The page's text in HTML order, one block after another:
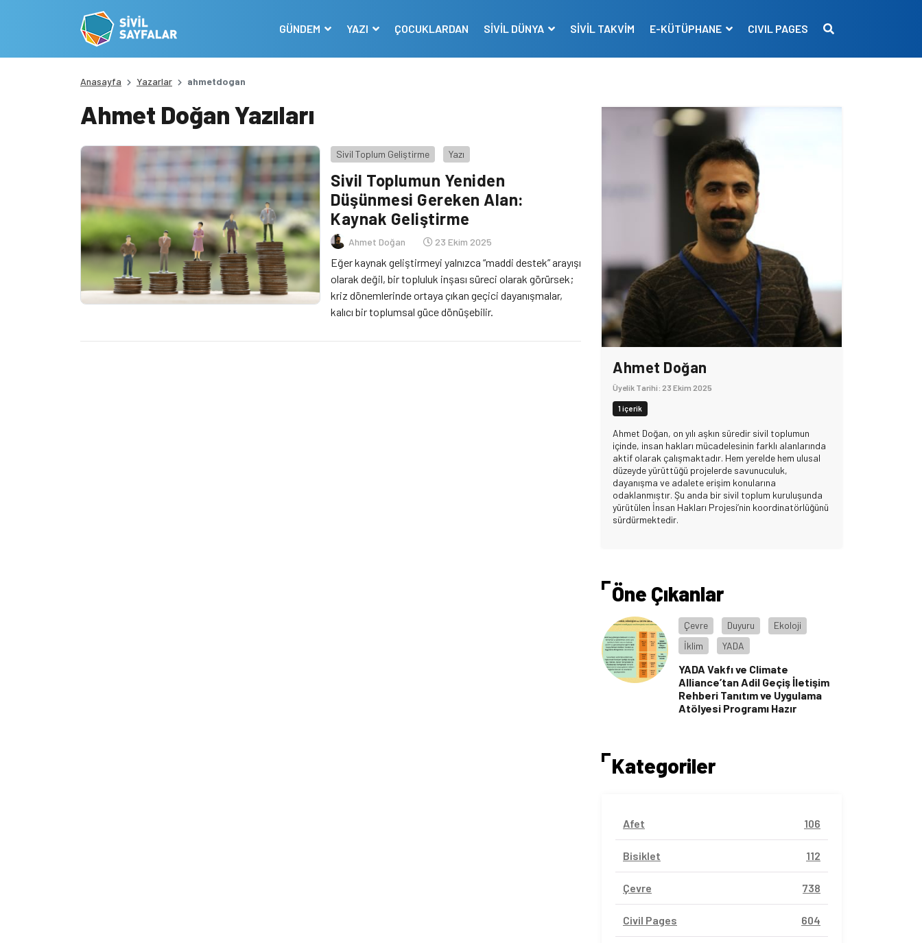
GÜNDEM YAZI ÇOCUKLARDAN SİVİL DÜNYA SİVİL TAKVİM E-KÜTÜPHANE CIVIL PAGES
Anasayfa Yazarlar ahmetdogan
Ahmet Doğan Yazıları
Sivil Toplum Geliştirme Yazı
Sivil Toplumun Yeniden
Düşünmesi Gereken Alan:
Kaynak Geliştirme
Ahmet Doğan 23 Ekim 2025
Eğer kaynak geliştirmeyi yalnızca “maddi destek” arayışı
olarak değil, bir topluluk inşası süreci olarak görürsek;
kriz dönemlerinde ortaya çıkan geçici dayanışmalar,
kalıcı bir toplumsal güce dönüşebilir.
Ahmet Doğan
Üyelik Tarihi: 23 Ekim 2025
1 içerik
Ahmet Doğan, on yılı aşkın süredir sivil toplumun
içinde, insan hakları mücadelesinin farklı alanlarında
aktif olarak çalışmaktadır. Hem yerelde hem ulusal
düzeyde yürüttüğü projelerde savunuculuk,
dayanışma ve adalete erişim konularına
odaklanmıştır. Şu anda bir sivil toplum kuruluşunda
yürütülen İnsan Hakları Projesi’nin koordinatörlüğünü
sürdürmektedir.
Öne Çıkanlar
Çevre Duyuru
Ekoloji
İklim
YADA
YADA Vakfı ve Climate
Alliance’tan Adil Geçiş İletişim
Rehberi Tanıtım ve Uygulama
Atölyesi Programı Hazır
Kategoriler
Afet 106
Bisiklet 112
Çevre 738
Civil Pages 604